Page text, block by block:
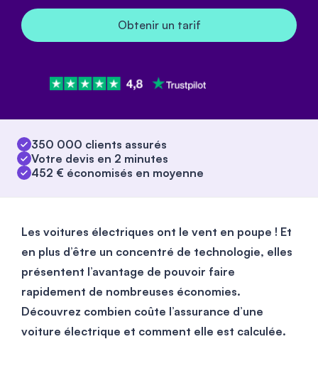
Obtenir un tarif
350 000 clients assurés
Votre devis en 2 minutes
452 € économisés en moyenne
Les voitures électriques ont le vent en poupe ! Et
en plus d’être un concentré de technologie, elles
présentent l’avantage de pouvoir faire
rapidement de nombreuses économies.
Découvrez combien coûte l’assurance d’une
voiture électrique et comment elle est calculée.